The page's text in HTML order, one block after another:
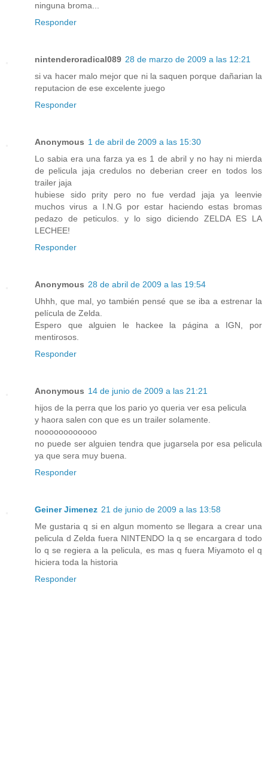
ninguna broma...
Responder
nintenderoradical089 28 de marzo de 2009 a las 12:21
si va hacer malo mejor que ni la saquen porque dañarian la
reputacion de ese excelente juego
Responder
Anonymous 1 de abril de 2009 a las 15:30
Lo sabia era una farza ya es 1 de abril y no hay ni mierda
de pelicula jaja credulos no deberian creer en todos los
trailer jaja
hubiese sido prity pero no fue verdad jaja ya leenvie
muchos virus a I.N.G por estar haciendo estas bromas
pedazo de peticulos. y lo sigo diciendo ZELDA ES LA
LECHEE!
Responder
Anonymous 28 de abril de 2009 a las 19:54
Uhhh, que mal, yo también pensé que se iba a estrenar la
película de Zelda.
Espero que alguien le hackee la página a IGN, por
mentirosos.
Responder
Anonymous 14 de junio de 2009 a las 21:21
hijos de la perra que los pario yo queria ver esa pelicula
y haora salen con que es un trailer solamente.
noooooooooooo
no puede ser alguien tendra que jugarsela por esa pelicula
ya que sera muy buena.
Responder
Geiner Jimenez 21 de junio de 2009 a las 13:58
Me gustaria q si en algun momento se llegara a crear una
pelicula d Zelda fuera NINTENDO la q se encargara d todo
lo q se regiera a la pelicula, es mas q fuera Miyamoto el q
hiciera toda la historia
Responder